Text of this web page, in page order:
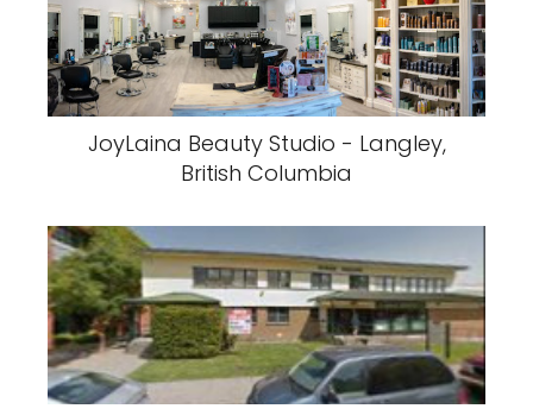
JoyLaina Beauty Studio - Langley,
British Columbia